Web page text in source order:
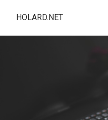
HOLARD.NET